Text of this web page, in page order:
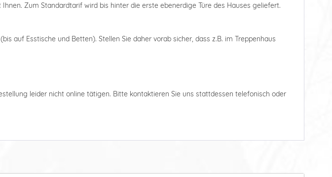
Zum Standardtarif wird bis hinter die erste ebenerdige Türe des Hauses geliefert.
auf Esstische und Betten). Stellen Sie daher vorab sicher, dass z.B. im Treppenhaus
leider nicht online tätigen. Bitte kontaktieren Sie uns stattdessen telefonisch oder